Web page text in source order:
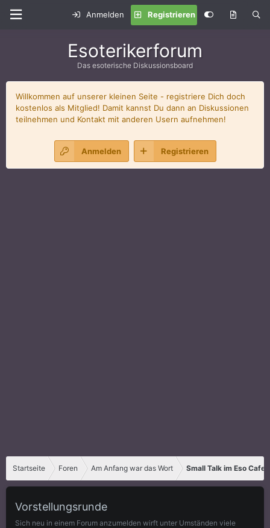
Anmelden Registrieren
Esoterikerforum
Das esoterische Diskussionsboard
Willkommen auf unserer kleinen Seite - registriere Dich doch
kostenlos als Mitglied! Damit kannst Du dann an Diskussionen
teilnehmen und Kontakt mit anderen Usern aufnehmen!
Anmelden Registrieren
Startseite Foren Am Anfang war das Wort Small Talk im Eso Cafe
Vorstellungsrunde
Sich neu in einem Forum anzumelden wirft unter Umständen viele